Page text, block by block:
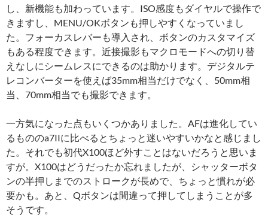
し、新機能も加わっています。ISO感度もダイヤルで操作で
きますし、MENU/OKボタンも押しやすくなっていまし
た。フォーカスレバーも導入され、ボタンのカスタマイズ
もある程度できます。近接撮影もマクロモードへの切り替
えなしにシームレスにできるのは助かります。デジタルテ
レコンバーターを使えば35mm相当だけでなく、50mm相
当、70mm相当でも撮影できます。
一方気になった点もいくつかありました。AFは進化してい
るもののa7IIに比べるとちょっと迷いやすいかなと感じまし
た。それでも初代X100ほど外すことはないだろうと思いま
すが。X100はどうだったか忘れましたが、シャッターボタ
ンの半押しまでのストロークが長めで、ちょっと慣れが必
要かも。あと、Qボタンは間違って押してしまうことが多
そうです。